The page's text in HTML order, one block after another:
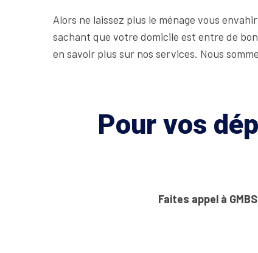
Alors ne laissez plus le ménage vous
sachant que votre domicile est entre de
en savoir plus sur nos services. Nous
Pour vos
Faites appel à